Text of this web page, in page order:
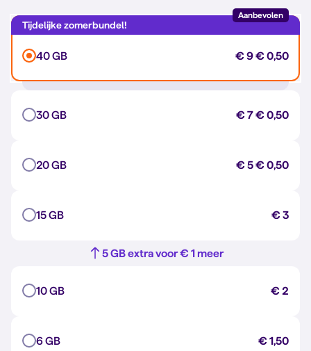
Aanbevolen
40 GB € 9€ 0,50
30 GB € 7€ 0,50
20 GB € 5€ 0,50
15 GB € 3
5 GB extra voor € 1 meer
10 GB € 2
6 GB € 1,50